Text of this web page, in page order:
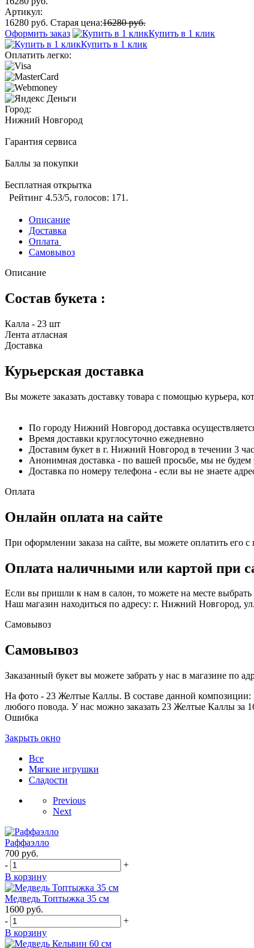
Артикул:
16280 руб. Старая цена:16280 руб.
Оформить заказ
Купить в 1 клик
Купить в 1 клик
Оплатить легко:
Город:
Нижний Новгород
Гарантия сервиса
Баллы за покупки
Бесплатная открытка
Рейтинг 4.53/5, голосов: 171 .
Описание
Доставка
Оплата
Самовывоз
Описание
Состав букета :
Калла - 23 шт
Лента атласная
Доставка
Курьерская доставка
Вы можете заказать доставку товара с помощью курьера,
По городу Нижний Новгород доставка
Время доставки круглосуточно ежедневно
Доставим букет в г. Нижний Новгород в течении 3
Анонимная доставка - по вашей просьбе, мы не
Доставка по номеру телефона - если вы не знаете
Оплата
Онлайн оплата на сайте
При оформлении заказа на сайте, вы можете оплатить
Оплата наличными или картой при
Если вы пришли к нам в салон, то можете на месте
Наш магазин находиться по адресу: г. Нижний Новгород,
Самовывоз
Самовывоз
Заказанный букет вы можете забрать у нас в магазине по
На фото - 23 Желтые Каллы. В составе данной композиции:
любого повода. У нас можно заказать 23 Желтые Каллы за
Ошибка
Закрыть окно
Все
Мягкие игрушки
Сладости
Previous
Next
Раффаэлло
700 руб.
-
+
В корзину
Медведь Топтыжка 35 см
1600 руб.
-
+
В корзину